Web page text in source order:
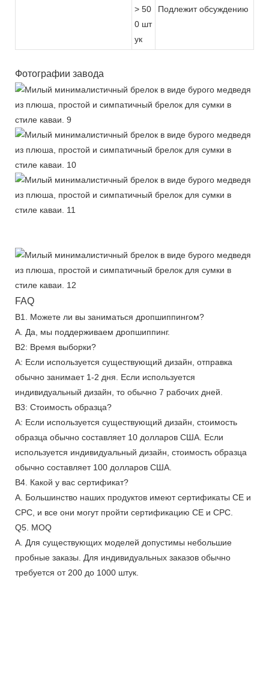
> 50
0 шт
ук
Подлежит обсуждению
Фотографии завода
FAQ
В1. Можете ли вы заниматься дропшиппингом?
А. Да, мы поддерживаем дропшиппинг.
В2: Время выборки?
А: Если используется существующий дизайн, отправка
обычно занимает 1-2 дня. Если используется
индивидуальный дизайн, то обычно 7 рабочих дней.
В3: Стоимость образца?
А: Если используется существующий дизайн, стоимость
образца обычно составляет 10 долларов США. Если
используется индивидуальный дизайн, стоимость образца
обычно составляет 100 долларов США.
В4. Какой у вас сертификат?
А. Большинство наших продуктов имеют сертификаты CE и
CPC, и все они могут пройти сертификацию CE и CPC.
Q5. MOQ
А. Для существующих моделей допустимы небольшие
пробные заказы. Для индивидуальных заказов обычно
требуется от 200 до 1000 штук.